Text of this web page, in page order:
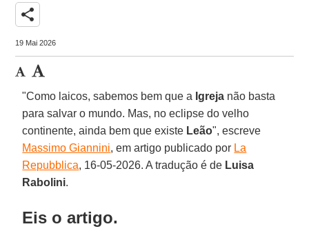
share
19 Mai 2026
"Como laicos, sabemos bem que a Igreja não basta
para salvar o mundo. Mas, no eclipse do velho
continente, ainda bem que existe Leão", escreve
Massimo Giannini, em artigo publicado por La
Repubblica, 16-05-2026. A tradução é de Luisa
Rabolini.
Eis o artigo.